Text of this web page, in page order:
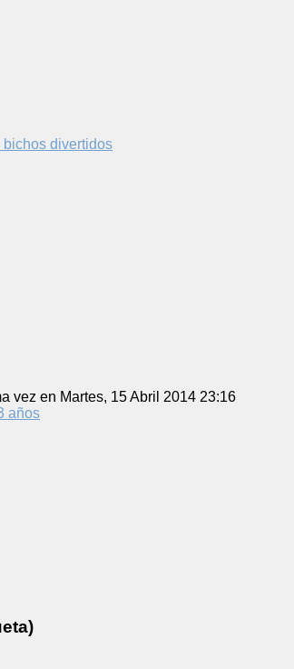
bichos divertidos
vez en Martes, 15 Abril 2014 23:16
años